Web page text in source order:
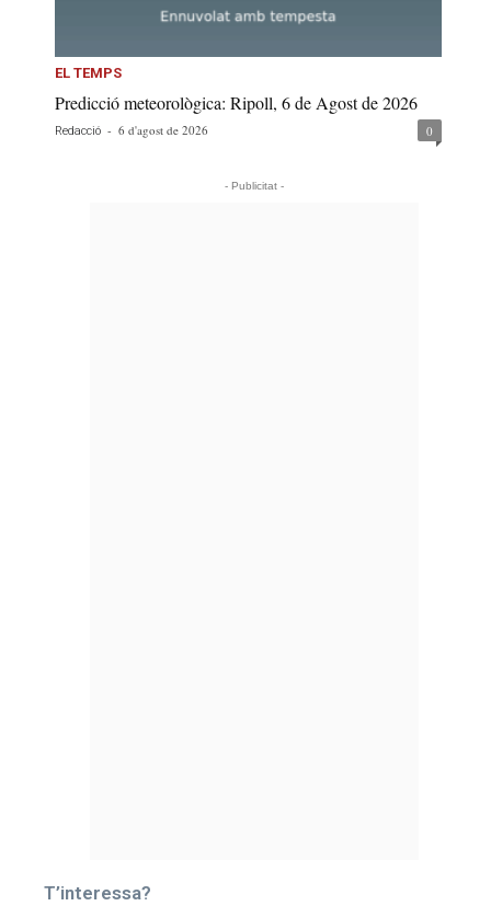
EL TEMPS
Predicció meteorològica: Ripoll, 6 de Agost de 2026
Redacció - 6 d'agost de 2026 0
- Publicitat -
T’interessa?